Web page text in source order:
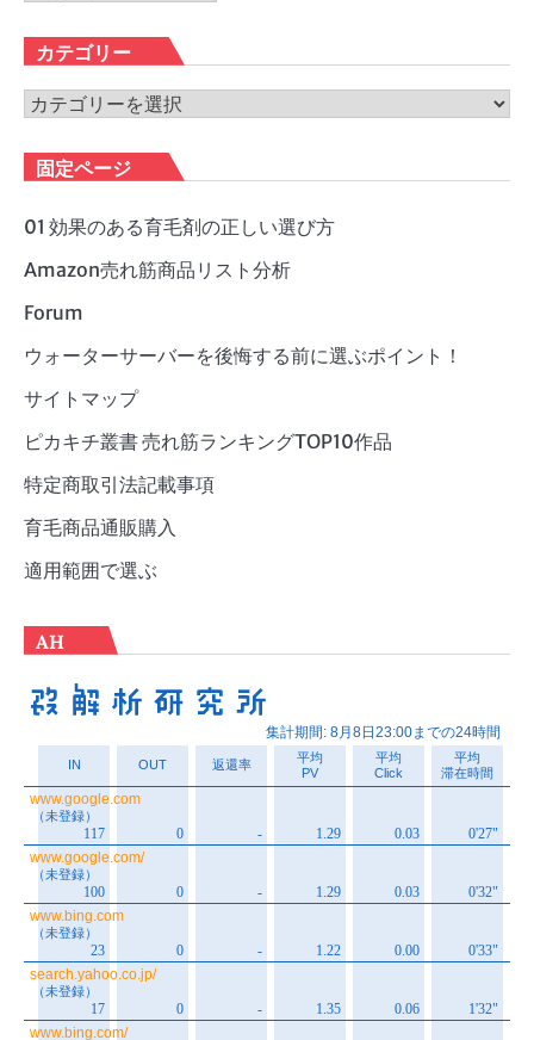
カ
イ
ブ
カテゴリー
カ
ゴ
リ
ー
固定ページ
01 効果のある育毛剤の正しい選び方
Amazon売れ筋商品リスト分析
Forum
ウォーターサーバーを後悔する前に選ぶポイント！
サイトマップ
ピカキチ叢書 売れ筋ランキングTOP10作品
特定商取引法記載事項
育毛商品通販購入
適用範囲で選ぶ
AH